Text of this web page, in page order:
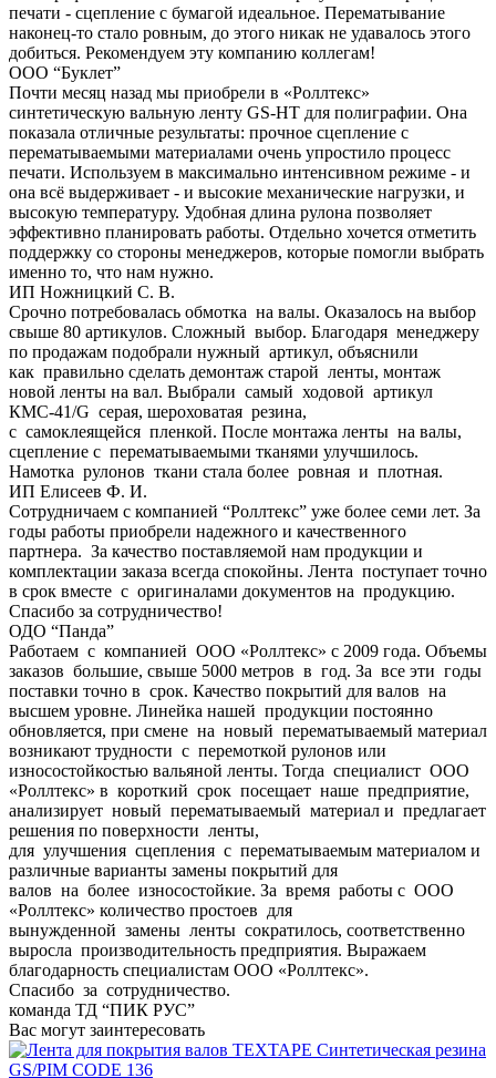
печати - сцепление с бумагой идеальное. Перематывание
наконец-то стало ровным, до этого никак не удавалось этого
добиться. Рекомендуем эту компанию коллегам!
ООО “Буклет”
Почти месяц назад мы приобрели в «Роллтекс»
синтетическую вальную ленту GS-HT для полиграфии. Она
показала отличные результаты: прочное сцепление с
перематываемыми материалами очень упростило процесс
печати. Используем в максимально интенсивном режиме - и
она всё выдерживает - и высокие механические нагрузки, и
высокую температуру. Удобная длина рулона позволяет
эффективно планировать работы. Отдельно хочется отметить
поддержку со стороны менеджеров, которые помогли выбрать
именно то, что нам нужно.
ИП Ножницкий С. В.
Срочно потребовалась обмотка на валы. Оказалось на выбор
свыше 80 артикулов. Сложный выбор. Благодаря менеджеру
по продажам подобрали нужный артикул, объяснили
как правильно сделать демонтаж старой ленты, монтаж
новой ленты на вал. Выбрали самый ходовой артикул
КМС-41/G серая, шероховатая резина,
с самоклеящейся пленкой. После монтажа ленты на валы,
сцепление с перематываемыми тканями улучшилось.
Намотка рулонов ткани стала более ровная и плотная.
ИП Елисеев Ф. И.
Сотрудничаем с компанией “Роллтекс” уже более семи лет. За
годы работы приобрели надежного и качественного
партнера. За качество поставляемой нам продукции и
комплектации заказа всегда спокойны. Лента поступает точно
в срок вместе с оригиналами документов на продукцию.
Спасибо за сотрудничество!
ОДО “Панда”
Работаем с компанией ООО «Роллтекс» с 2009 года. Объемы
заказов большие, свыше 5000 метров в год. За все эти годы
поставки точно в срок. Качество покрытий для валов на
высшем уровне. Линейка нашей продукции постоянно
обновляется, при смене на новый перематываемый материал
возникают трудности с перемоткой рулонов или
износостойкостью вальяной ленты. Тогда специалист ООО
«Роллтекс» в короткий срок посещает наше предприятие,
анализирует новый перематываемый материал и предлагает
решения по поверхности ленты,
для улучшения сцепления с перематываемым материалом и
различные варианты замены покрытий для
валов на более износостойкие. За время работы с ООО
«Роллтекс» количество простоев для
вынужденной замены ленты сократилось, соответственно
выросла производительность предприятия. Выражаем
благодарность специалистам ООО «Роллтекс».
Спасибо за сотрудничество.
команда ТД “ПИК РУС”
Вас могут заинтересовать